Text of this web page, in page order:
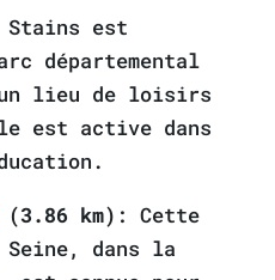
Stains est
départemental
un lieu de loisirs
est active dans
km) : Cette
dans la